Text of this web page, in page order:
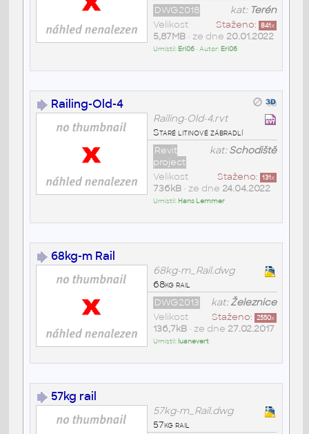
kat: Terén
DWG2018
Staženo: 841x
Velikost
5,87MB• ze dne 20.01.2022
Umístil: Eri06• Autor: Eri06
Railing-Old-4
Railing-Old-4.rvt
Staré litinové zábradlí
kat:Schodiště
Revit
project
Staženo: 131x
Velikost
736kB• ze dne 24.04.2022
Umístil: Hans Lemmer
68kg-m Rail
68kg-m_Rail.dwg
68kg rail
kat:Železnice
DWG2013
Staženo: 2550x
Velikost
136,7kB• ze dne 27.02.2017
Umístil: luanevert
57kg rail
57kg-m_Rail.dwg
57kg rail